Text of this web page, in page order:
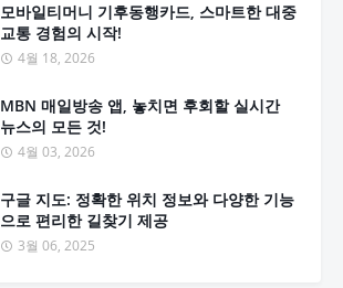
모바일티머니 기후동행카드, 스마트한 대중
교통 경험의 시작!
4월 18, 2026
MBN 매일방송 앱, 놓치면 후회할 실시간
뉴스의 모든 것!
4월 03, 2026
구글 지도: 정확한 위치 정보와 다양한 기능
으로 편리한 길찾기 제공
3월 06, 2025